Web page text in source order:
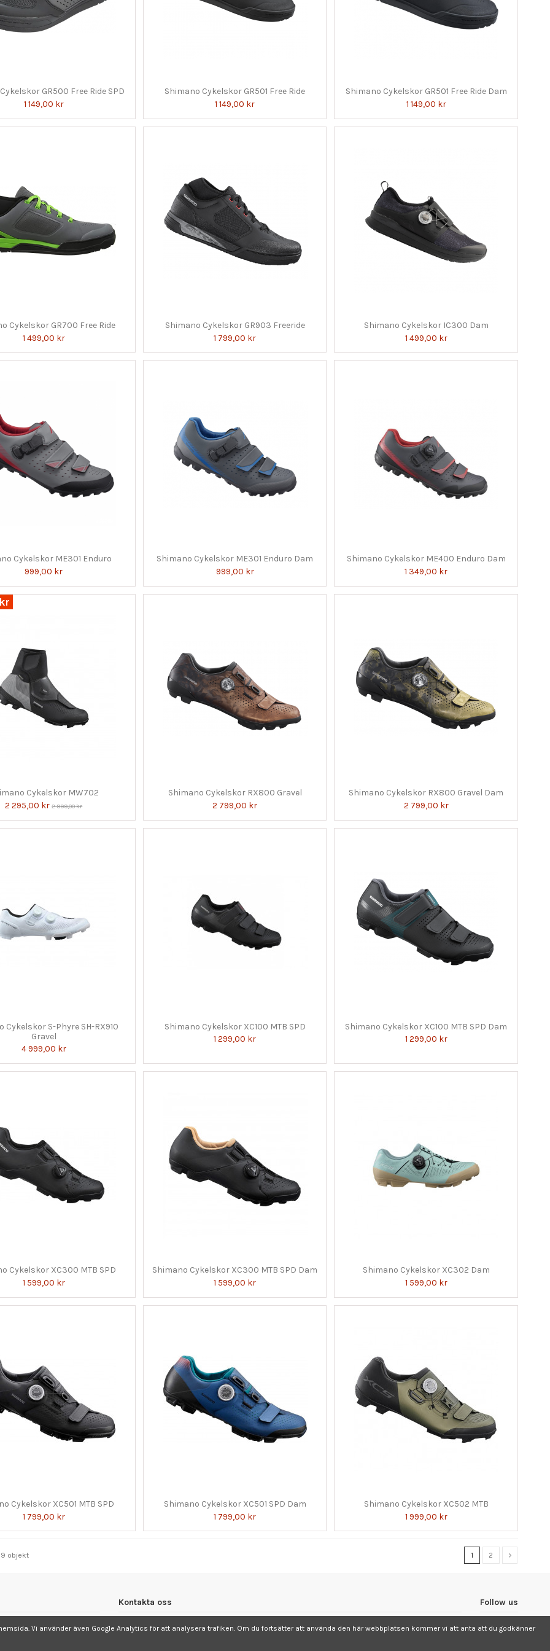
GR500 Free Ride SPD
1 149,00 kr
Shimano Cykelskor GR501 Free Ride
1 149,00 kr
Shimano Cykelskor GR501 Free Ride Dam
1 149,00 kr
Cykelskor GR700 Free Ride
1 499,00 kr
Shimano Cykelskor GR903 Freeride
1 799,00 kr
Shimano Cykelskor IC300 Dam
1 499,00 kr
Cykelskor ME301 Enduro
999,00 kr
Shimano Cykelskor ME301 Enduro Dam
999,00 kr
Shimano Cykelskor ME400 Enduro Dam
1 349,00 kr
Cykelskor MW702
2 295,00 kr2 999,00 kr
Shimano Cykelskor RX800 Gravel
2 799,00 kr
Shimano Cykelskor RX800 Gravel Dam
2 799,00 kr
Cykelskor S-Phyre SH-RX910
Gravel
4 999,00 kr
Shimano Cykelskor XC100 MTB SPD
1 299,00 kr
Shimano Cykelskor XC100 MTB SPD Dam
1 299,00 kr
Cykelskor XC300 MTB SPD
1 599,00 kr
Shimano Cykelskor XC300 MTB SPD Dam
1 599,00 kr
Shimano Cykelskor XC302 Dam
1 599,00 kr
Cykelskor XC501 MTB SPD
1 799,00 kr
Shimano Cykelskor XC501 SPD Dam
1 799,00 kr
Shimano Cykelskor XC502 MTB
1 999,00 kr
objekt 1 2
Kontakta oss
Cykelcentrum
Follow us
Vi använder även Google Analytics för att analysera trafiken. Om du fortsätter att använda den här webbplatsen kommer vi att anta att du godkänner